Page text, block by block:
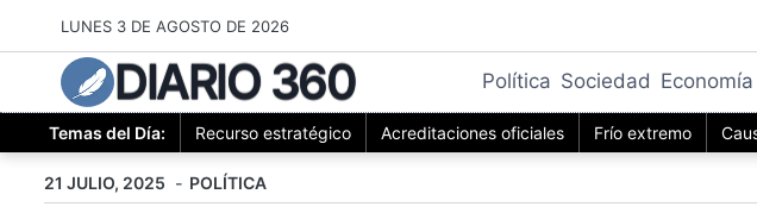
al
contenido
LUNES 3 DE AGOSTO DE 2026
DIARIO 360 Política Sociedad Economía
Temas del Día: Recurso estratégico Acreditaciones oficiales Frío extremo
21 JULIO, 2025 POLÍTICA